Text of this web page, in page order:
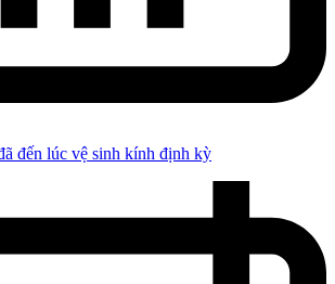
đến lúc vệ sinh kính định kỳ